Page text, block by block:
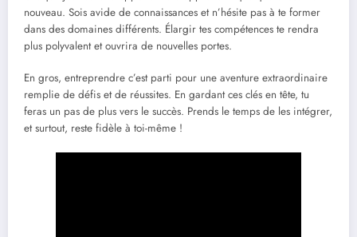
nouveau. Sois avide de connaissances et n’hésite pas à te former
dans des domaines différents. Élargir tes compétences te rendra
plus polyvalent et ouvrira de nouvelles portes.
En gros, entreprendre c’est parti pour une aventure extraordinaire
remplie de défis et de réussites. En gardant ces clés en tête, tu
feras un pas de plus vers le succès. Prends le temps de les intégrer,
et surtout, reste fidèle à toi-même !